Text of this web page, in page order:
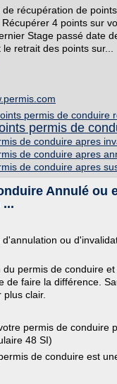
de récupération de
4 points sur
Stage passé date
retrait des points sur...
permis de conduire
permis de
de conduire apres
de conduire apres
de conduire apres
Annulé ou
ou
permis de conduire et
de faire la différence.
clair.
permis de conduire
48 SI)
de conduire est